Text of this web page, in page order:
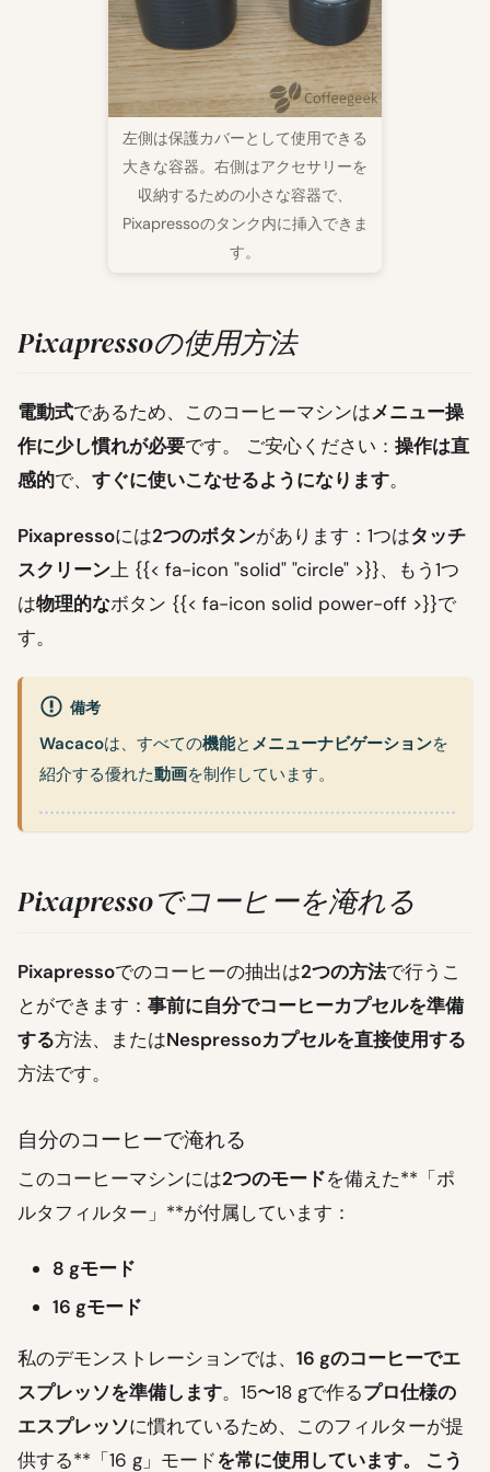
左側は保護カバーとして使用できる
大きな容器。右側はアクセサリーを
収納するための小さな容器で、
Pixapressoのタンク内に挿入できま
す。
Pixapressoの使用方法
電動式であるため、このコーヒーマシンはメニュー操
作に少し慣れが必要です。 ご安心ください： 操作は直
感的で、 すぐに使いこなせるようになります。
Pixapressoには2つのボタンがあります：1つはタッチ
スクリーン上 {{< fa-icon "solid" "circle" >}}、もう1つ
は物理的なボタン {{< fa-icon solid power-off >}}で
す。
備考
Wacacoは、すべての機能と メニューナビゲーションを
紹介する優れた動画を制作しています。
Pixapressoでコーヒーを淹れる
Pixapressoでのコーヒーの抽出は2つの方法で行うこ
とができます： 事前に自分でコーヒーカプセルを準備
する方法、またはNespressoカプセルを直接使用する
方法です。
自分のコーヒーで淹れる
このコーヒーマシンには2つのモードを備えた**「ポ
ルタフィルター」**が付属しています：
8 gモード
16 gモード
私のデモンストレーションでは、 16 gのコーヒーでエ
スプレッソを準備します。15〜18 gで作るプロ仕様の
エスプレッソに慣れているため、このフィルターが提
供する**「16 g」モードを常に使用しています。 こう